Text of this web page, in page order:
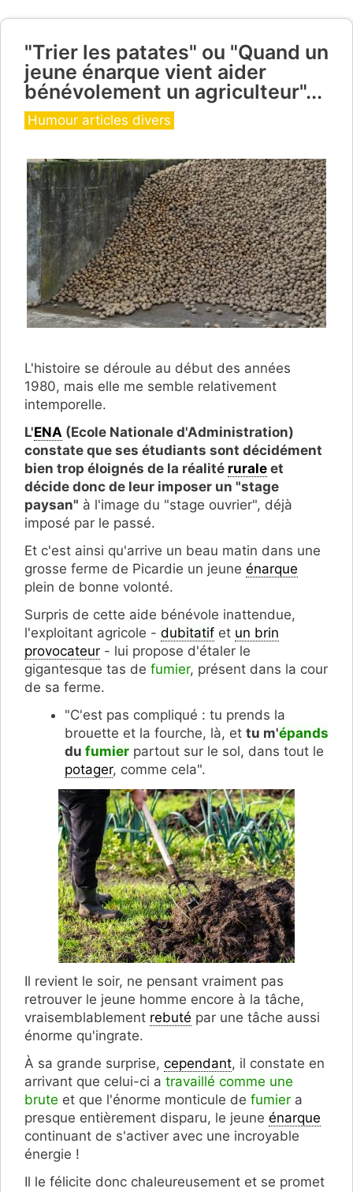
"Trier les patates" ou "Quand un
jeune énarque vient aider
bénévolement un agriculteur"...
Catégories
Humour articles divers
L'histoire se déroule au début des années
1980, mais elle me semble relativement
intemporelle.
L'ENA (Ecole Nationale d'Administration)
constate que ses étudiants sont décidément
bien trop éloignés de la réalité rurale et
décide donc de leur imposer un "stage
paysan" à l'image du "stage ouvrier", déjà
imposé par le passé.
Et c'est ainsi qu'arrive un beau matin dans une
grosse ferme de Picardie un jeune énarque
plein de bonne volonté.
Surpris de cette aide bénévole inattendue,
l'exploitant agricole - dubitatif et un brin
provocateur - lui propose d'étaler le
gigantesque tas de fumier, présent dans la cour
de sa ferme.
"C'est pas compliqué : tu prends la
brouette et la fourche, là, et tu m'épands
du fumier partout sur le sol, dans tout le
potager, comme cela".
Il revient le soir, ne pensant vraiment pas
retrouver le jeune homme encore à la tâche,
vraisemblablement rebuté par une tâche aussi
énorme qu'ingrate.
À sa grande surprise, cependant, il constate en
arrivant que celui-ci a travaillé comme une
brute et que l'énorme monticule de fumier a
presque entièrement disparu, le jeune énarque
continuant de s'activer avec une incroyable
énergie !
Il le félicite donc chaleureusement et se promet